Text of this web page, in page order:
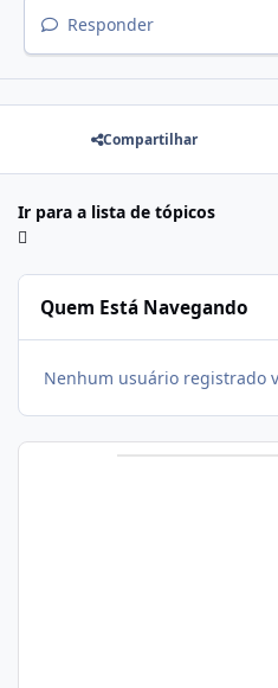
Responder
Compartilhar
Ir para a lista de tópicos
Quem Está Navegando
Nenhum usuário registrado